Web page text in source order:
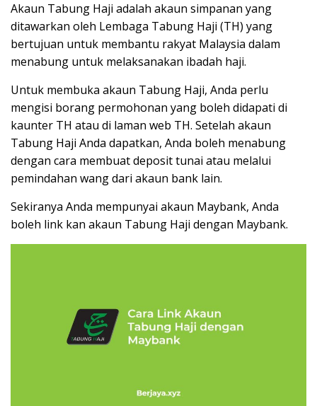
Akaun Tabung Haji adalah akaun simpanan yang
ditawarkan oleh Lembaga Tabung Haji (TH) yang
bertujuan untuk membantu rakyat Malaysia dalam
menabung untuk melaksanakan ibadah haji.
Untuk membuka akaun Tabung Haji, Anda perlu
mengisi borang permohonan yang boleh didapati di
kaunter TH atau di laman web TH. Setelah akaun
Tabung Haji Anda dapatkan, Anda boleh menabung
dengan cara membuat deposit tunai atau melalui
pemindahan wang dari akaun bank lain.
Sekiranya Anda mempunyai akaun Maybank, Anda
boleh link kan akaun Tabung Haji dengan Maybank.